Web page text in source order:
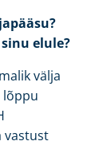
elule?
välja
lõppu
vastust